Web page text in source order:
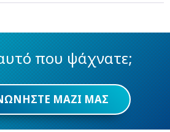
που ψάχνατε;
ΜΑΖΊ ΜΑΣ